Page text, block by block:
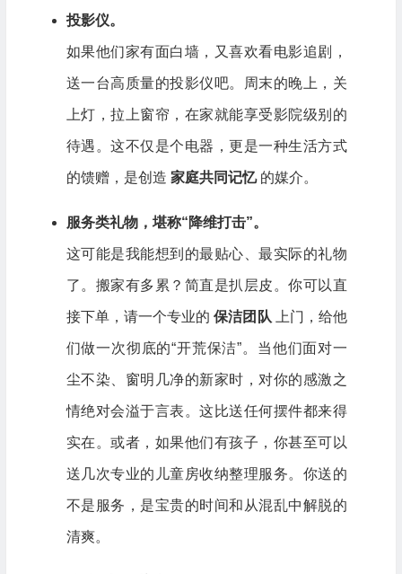
投影仪。
如果他们家有面白墙，又喜欢看电影追剧，
送一台高质量的投影仪吧。周末的晚上，关
上灯，拉上窗帘，在家就能享受影院级别的
待遇。这不仅是个电器，更是一种生活方式
的馈赠，是创造 家庭共同记忆的媒介。
服务类礼物，堪称“降维打击”。
这可能是我能想到的最贴心、最实际的礼物
了。搬家有多累？简直是扒层皮。你可以直
接下单，请一个专业的保洁团队 上门，给他
们做一次彻底的“开荒保洁”。当他们面对一
尘不染、窗明几净的新家时，对你的感激之
情绝对会溢于言表。这比送任何摆件都来得
实在。或者，如果他们有孩子，你甚至可以
送几次专业的儿童房收纳整理服务。你送的
不是服务，是宝贵的时间和从混乱中解脱的
清爽。